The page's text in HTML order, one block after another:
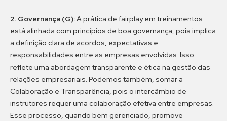
2. Governança (G):A prática de fairplay em treinamentos
está alinhada com princípios de boa governança, pois implica
a definição clara de acordos, expectativas e
responsabilidades entre as empresas envolvidas. Isso
reflete uma abordagem transparente e ética na gestão das
relações empresariais. Podemos também, somar a
Colaboração e Transparência, pois o intercâmbio de
instrutores requer uma colaboração efetiva entre empresas.
Esse processo, quando bem gerenciado, promove